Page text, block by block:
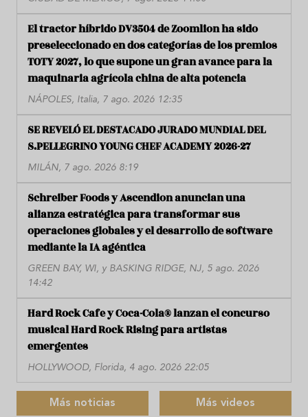
El tractor híbrido DV3504 de Zoomlion ha sido
preseleccionado en dos categorías de los premios
TOTY 2027, lo que supone un gran avance para la
maquinaria agrícola china de alta potencia
NÁPOLES, Italia, 7 ago. 2026 12:35
SE REVELÓ EL DESTACADO JURADO MUNDIAL DEL
S.PELLEGRINO YOUNG CHEF ACADEMY 2026-27
MILÁN, 7 ago. 2026 8:19
Schreiber Foods y Ascendion anuncian una
alianza estratégica para transformar sus
operaciones globales y el desarrollo de software
mediante la IA agéntica
GREEN BAY, WI, y BASKING RIDGE, NJ, 5 ago. 2026
14:42
Hard Rock Cafe y Coca-Cola® lanzan el concurso
musical Hard Rock Rising para artistas
emergentes
HOLLYWOOD, Florida, 4 ago. 2026 22:05
Más noticias Más videos